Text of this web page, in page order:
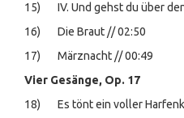
15) IV. Und gehst du über
16) Die Braut // 02:50
17) Märznacht // 00:49
Vier Gesänge, Op. 17
18) Es tönt ein voller